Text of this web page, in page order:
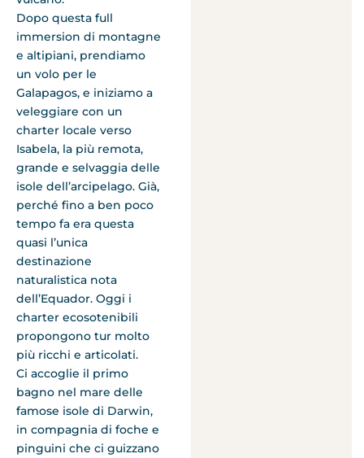
Dopo questa full
immersion di montagne
e altipiani, prendiamo
un volo per le
Galapagos, e iniziamo a
veleggiare con un
charter locale verso
Isabela, la più remota,
grande e selvaggia delle
isole dell’arcipelago. Già,
perché fino a ben poco
tempo fa era questa
quasi l’unica
destinazione
naturalistica nota
dell’Equador. Oggi i
charter ecosotenibili
propongono tur molto
più ricchi e articolati.
Ci accoglie il primo
bagno nel mare delle
famose isole di Darwin,
in compagnia di foche e
pinguini che ci guizzano